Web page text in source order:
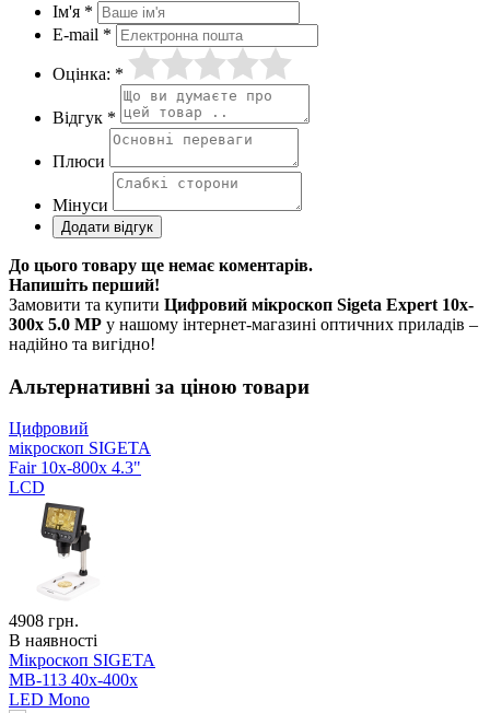
Ім'я *
E-mail *
Оцінка: *
Відгук *
Плюси
Мінуси
До цього товару ще немає коментарів.
Напишіть перший!
Замовити та купити Цифровий мікроскоп Sigeta Expert 10x-
300x 5.0 MP у нашому інтернет-магазині оптичних приладів –
надійно та вигідно!
Альтернативні за ціною товари
Цифровий
мікроскоп SIGETA
Fair 10x-800x 4.3"
LCD
4908 грн.
В наявності
Мікроскоп SIGETA
MB-113 40x-400x
LED Mono